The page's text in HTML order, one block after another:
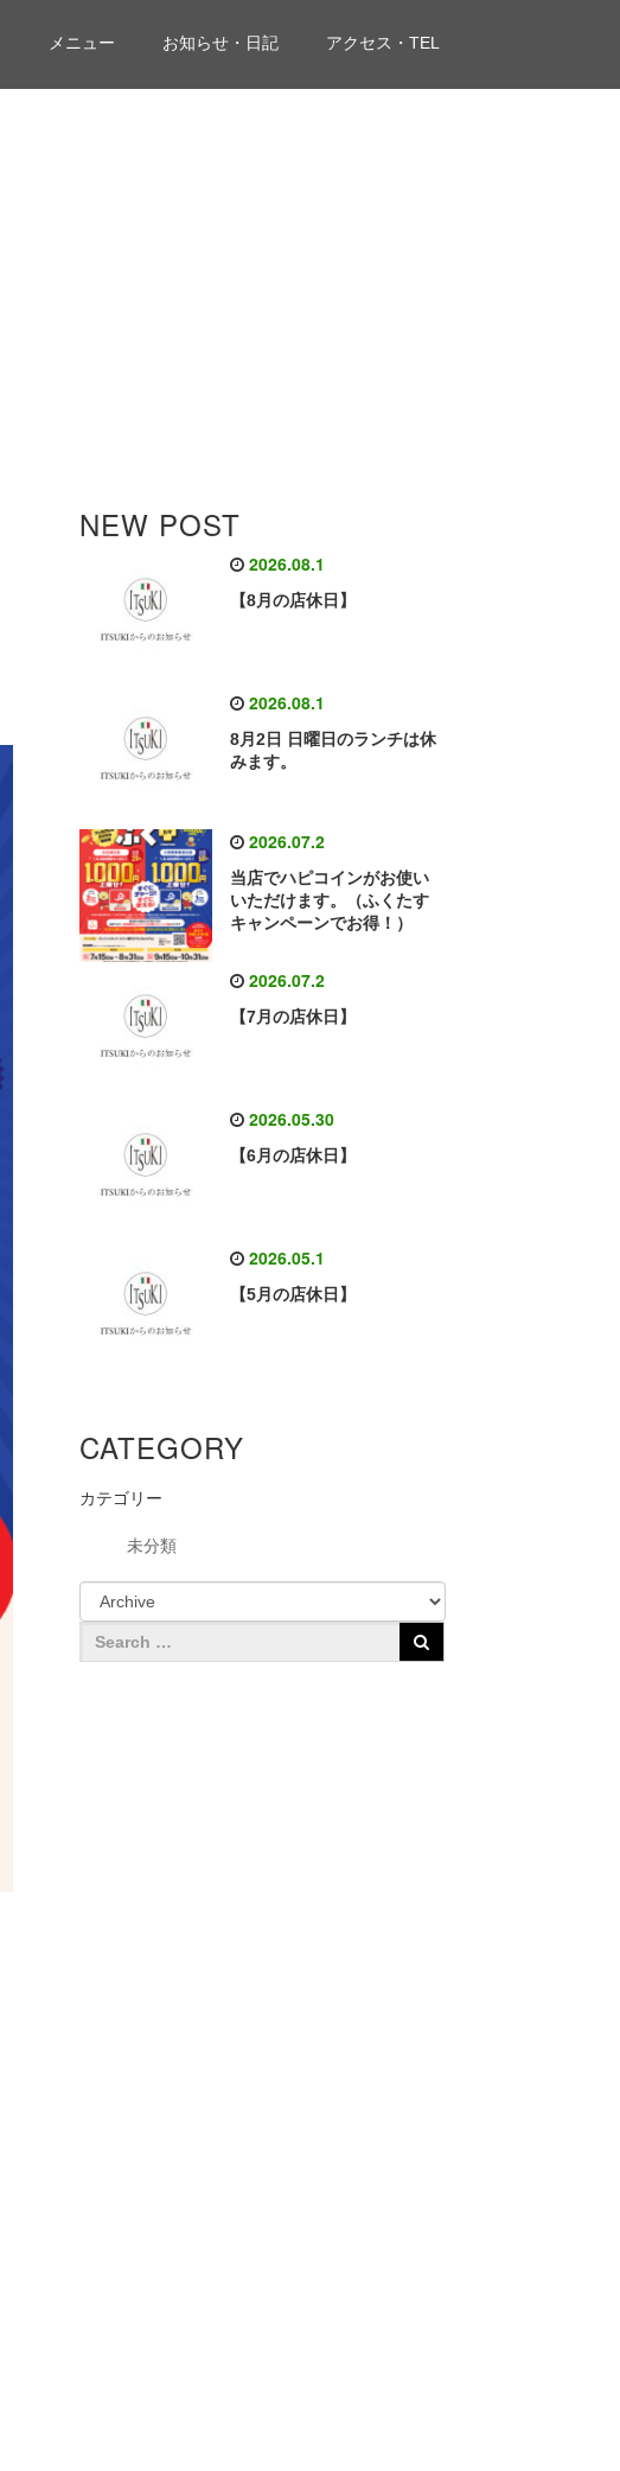
メニュー お知らせ・日記 アクセス・TEL
NEW POST
2026.08.1
【8月の店休日】
2026.08.1
8月2日 日曜日のランチは休
みます。
2026.07.2
当店でハピコインがお使い
いただけます。（ふくたす
キャンペーンでお得！）
2026.07.2
【7月の店休日】
2026.05.30
【6月の店休日】
2026.05.1
【5月の店休日】
CATEGORY
カテゴリー
未分類